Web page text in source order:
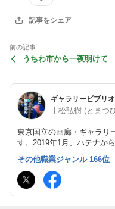
記事をシェア
前の記事
うちわ市から一夜明けて
十松弘樹 (とまつ
東京国立の画廊・ギャラリ
す。2019年1月、ハテナか
日々の暮らしのことなどを
その他職業ジャンル 166位